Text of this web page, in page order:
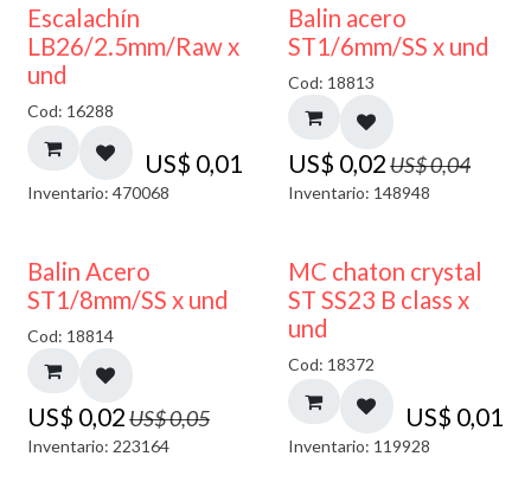
Escalachín
LB26/2.5mm/Raw x
und
Cod: 16288
US$ 0,01
Inventario: 470068
50% DESCUENTO
Balin acero
ST1/6mm/SS x und
Cod: 18813
US$ 0,02US$0,04
Inventario: 148948
50% DESCUENTO
Balin Acero
ST1/8mm/SS x und
Cod: 18814
US$ 0,02US$0,05
Inventario: 223164
MC chaton crystal
ST SS23 B class x
und
Cod: 18372
US$ 0,01
Inventario: 119928